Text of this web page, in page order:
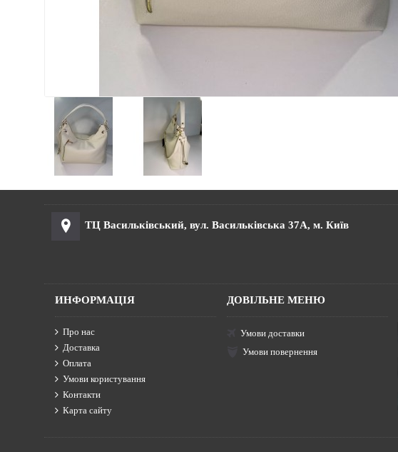
ТЦ Васильківський, вул. Васильківська 37А, м. Київ
ИНФОРМАЦІЯ
Про нас
Доставка
Оплата
Умови користування
Контакти
Карта сайту
ДОВІЛЬНЕ МЕНЮ
Умови доставки
Умови повернення